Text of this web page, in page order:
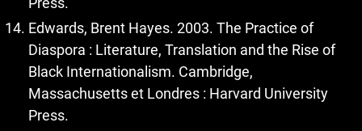
Edwards, Brent Hayes. 2003. The Practice of
Diaspora : Literature, Translation and the Rise of
Black Internationalism. Cambridge,
Massachusetts et Londres : Harvard University
Press.